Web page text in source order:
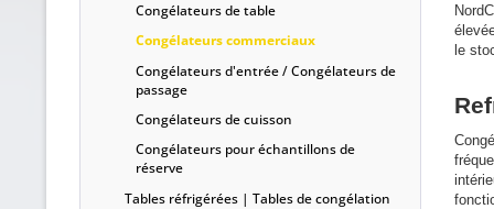
Congélateurs de table
Congélateurs commerciaux
Congélateurs d'entrée / Congélateurs de
passage
Congélateurs de cuisson
Congélateurs pour échantillons de
réserve
Tables réfrigérées | Tables de congélation
le